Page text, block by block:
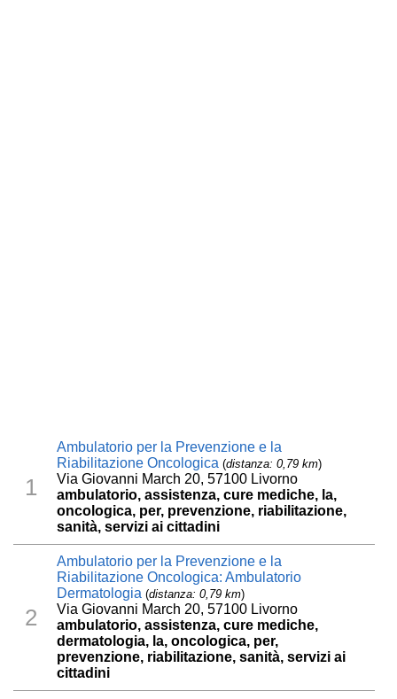
1
Ambulatorio per la Prevenzione e la
Riabilitazione Oncologica (distanza: 0,79 km)
Via Giovanni March 20, 57100 Livorno
ambulatorio, assistenza, cure mediche, la,
oncologica, per, prevenzione, riabilitazione,
sanità, servizi ai cittadini
2
Ambulatorio per la Prevenzione e la
Riabilitazione Oncologica: Ambulatorio
Dermatologia (distanza: 0,79 km)
Via Giovanni March 20, 57100 Livorno
ambulatorio, assistenza, cure mediche,
dermatologia, la, oncologica, per,
prevenzione, riabilitazione, sanità, servizi ai
cittadini